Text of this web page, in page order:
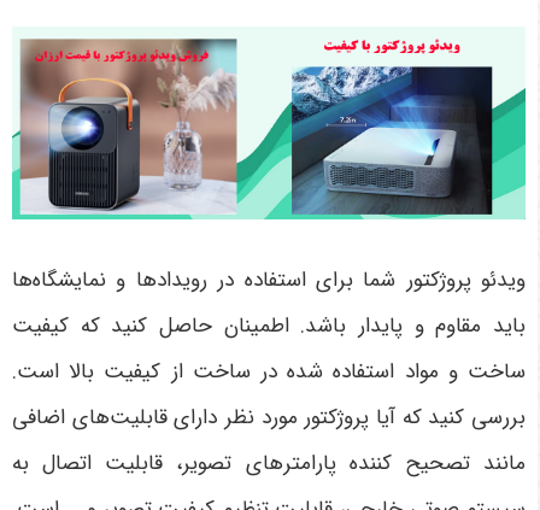
ویدئو پروژکتور شما برای استفاده در رویدادها و نمایشگاه‌ها
باید مقاوم و پایدار باشد. اطمینان حاصل کنید که کیفیت
ساخت و مواد استفاده شده در ساخت از کیفیت بالا است.
بررسی کنید که آیا پروژکتور مورد نظر دارای قابلیت‌های اضافی
مانند تصحیح کننده پارامترهای تصویر، قابلیت اتصال به